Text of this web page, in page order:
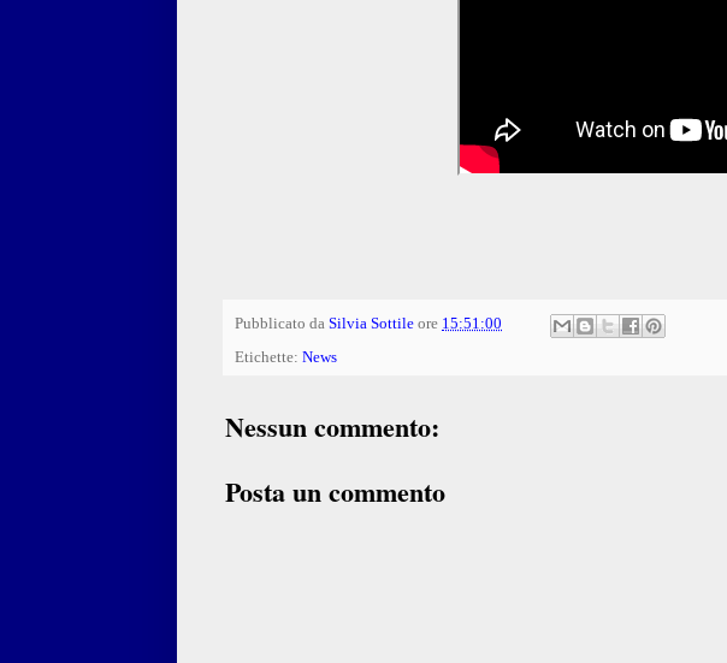
Pubblicato da Silvia Sottile ore 15:51:00
Etichette: News
Nessun commento:
Posta un commento